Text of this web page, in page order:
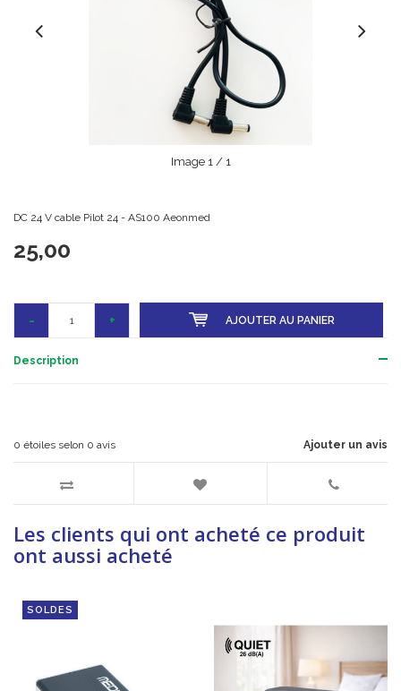
Image 1/ 1
DC 24 V cable Pilot 24 - AS100 Aeonmed
25,00
- + AJOUTER AU PANIER
Description
Ajouter un avis
0 étoiles selon 0 avis
Les clients qui ont acheté ce produit
ont aussi acheté
SOLDES